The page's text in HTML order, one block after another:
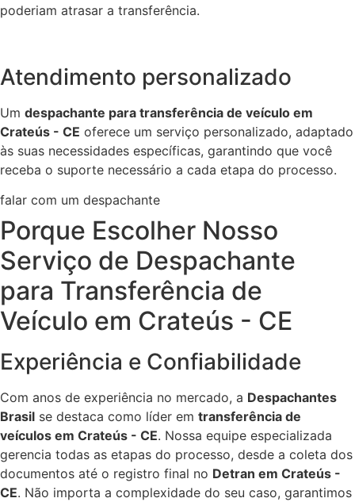
poderiam atrasar a transferência.
Atendimento personalizado
Um despachante para transferência de veículo em
Crateús - CE oferece um serviço personalizado, adaptado
às suas necessidades específicas, garantindo que você
receba o suporte necessário a cada etapa do processo.
falar com um despachante
Porque Escolher Nosso
Serviço de Despachante
para Transferência de
Veículo em Crateús - CE
Experiência e Confiabilidade
Com anos de experiência no mercado, a Despachantes
Brasil se destaca como líder em transferência de
veículos em Crateús - CE. Nossa equipe especializada
gerencia todas as etapas do processo, desde a coleta dos
documentos até o registro final no Detran em Crateús -
CE. Não importa a complexidade do seu caso, garantimos